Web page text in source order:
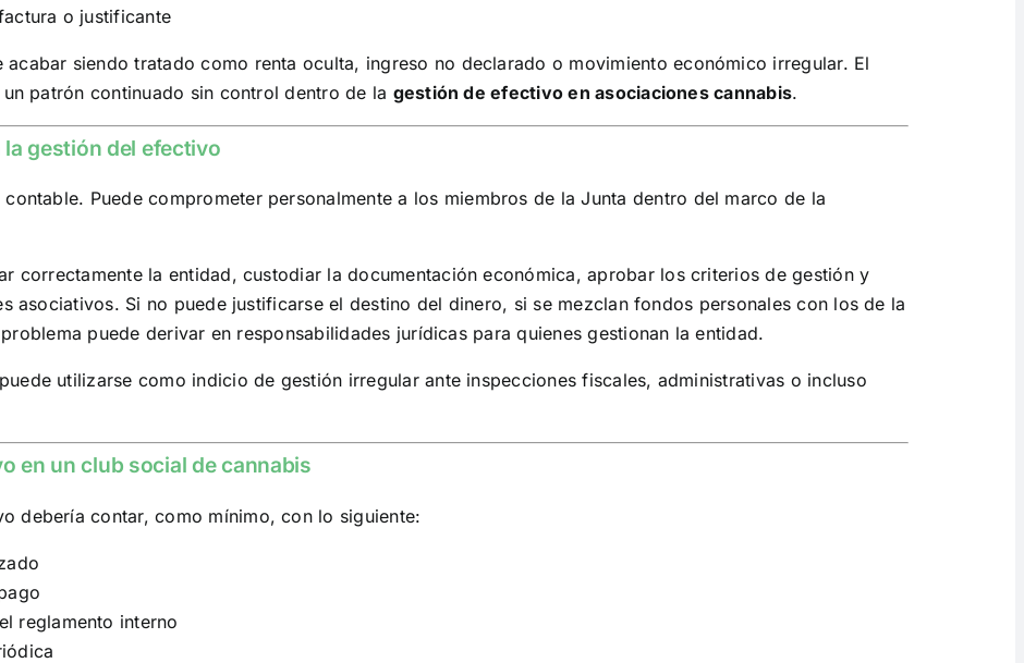
o justificante
siendo tratado como renta oculta, ingreso no declarado o movimiento económico irregular. El
patrón continuado sin control dentro de la gestión de efectivo en asociaciones cannabis.
gestión del efectivo
Puede comprometer personalmente a los miembros de la Junta dentro del marco de la
correctamente la entidad, custodiar la documentación económica, aprobar los criterios de gestión y
asociativos. Si no puede justificarse el destino del dinero, si se mezclan fondos personales con los de la
puede derivar en responsabilidades jurídicas para quienes gestionan la entidad.
utilizarse como indicio de gestión irregular ante inspecciones fiscales, administrativas o incluso
en un club social de cannabis
debería contar, como mínimo, con lo siguiente:
reglamento interno